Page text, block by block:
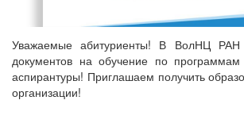
Уважаемые абитуриенты! В ВолНЦ РАН
документов на обучение по программам
аспирантуры! Приглашаем получить
организации!